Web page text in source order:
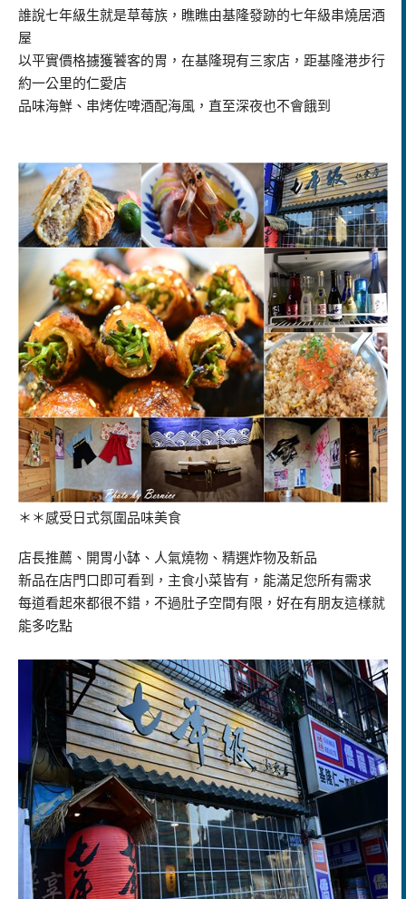
誰說七年級生就是草莓族，瞧瞧由基隆發跡的七年級串燒居酒
屋
以平實價格擄獲饕客的胃，在基隆現有三家店，距基隆港步行
約一公里的仁愛店
品味海鮮、串烤佐啤酒配海風，直至深夜也不會餓到
＊＊感受日式氛圍品味美食
店長推薦、開胃小缽、人氣燒物、精選炸物及新品
新品在店門口即可看到，主食小菜皆有，能滿足您所有需求
每道看起來都很不錯，不過肚子空間有限，好在有朋友這樣就
能多吃點